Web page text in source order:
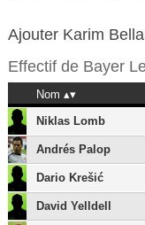
Ajouter Karim
Effectif de Bayer
Nom
Niklas Lomb
Andrés Palop
Dario Krešić
David Yelldell